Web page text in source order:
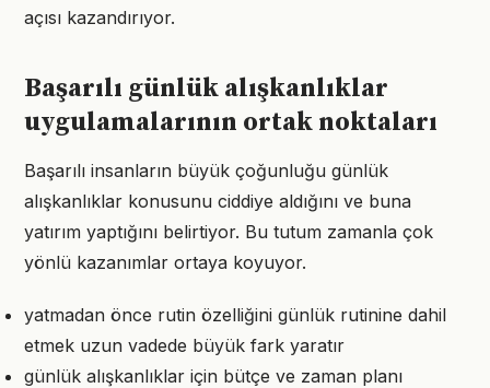
açısı kazandırıyor.
Başarılı günlük alışkanlıklar
uygulamalarının ortak noktaları
Başarılı insanların büyük çoğunluğu günlük
alışkanlıklar konusunu ciddiye aldığını ve buna
yatırım yaptığını belirtiyor. Bu tutum zamanla çok
yönlü kazanımlar ortaya koyuyor.
yatmadan önce rutin özelliğini günlük rutinine dahil
etmek uzun vadede büyük fark yaratır
günlük alışkanlıklar için bütçe ve zaman planı